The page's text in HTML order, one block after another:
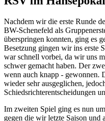
Nachdem wir die erste Runde
BW-Schenefeld als
überspringen konnten, ging es
Besetzung gingen wir ins erste
war schnell vorbei, da wir uns
schwer gemacht haben. Der
wenn auch knapp - gewonnen.
wieder sehr ausgeglichen,
Schiedsrichterentscheidungen
Im zweiten Spiel ging es nun
gegen die wir letzte Saison und